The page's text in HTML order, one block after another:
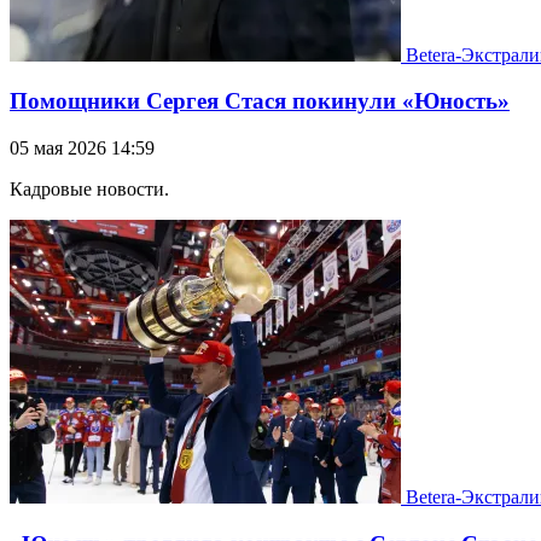
Betera-
Помощники Сергея Стася покинули «Юность»
05 мая 2026 14:59
Кадровые новости.
Betera-